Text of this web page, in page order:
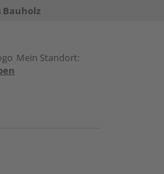
Bauholz
Mein Standort: